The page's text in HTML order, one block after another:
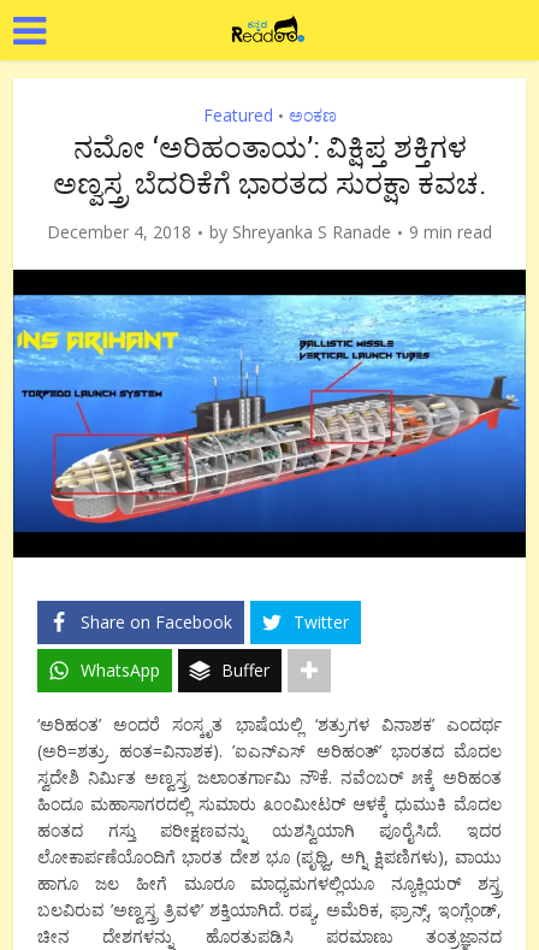
Featured • ಅಂಕಣ
ನಮೋ ‘ಅರಿಹಂತಾಯ’: ವಿಕ್ಷಿಪ್ತ ಶಕ್ತಿಗಳ
ಅಣ್ವಸ್ತ್ರ ಬೆದರಿಕೆಗೆ ಭಾರತದ ಸುರಕ್ಷಾ ಕವಚ.
December 4, 2018 by Shreyanka S Ranade 9 min read
Share on Facebook Twitter
WhatsApp Buffer
‘ಅರಿಹಂತ’ ಅಂದರೆ ಸಂಸ್ಕೃತ ಭಾಷೆಯಲ್ಲಿ ‘ಶತ್ರುಗಳ ವಿನಾಶಕ’ ಎಂದರ್ಥ
(ಅರಿ=ಶತ್ರು. ಹಂತ=ವಿನಾಶಕ). ’ಐಎನ್‌ಎಸ್ ಅರಿಹಂತ್’ ಭಾರತದ ಮೊದಲ
ಸ್ವದೇಶಿ ನಿರ್ಮಿತ ಅಣ್ವಸ್ತ್ರ ಜಲಾಂತರ್ಗಾಮಿ ನೌಕೆ. ನವೆಂಬರ್ ೫ಕ್ಕೆ ಅರಿಹಂತ
ಹಿಂದೂ ಮಹಾಸಾಗರದಲ್ಲಿ ಸುಮಾರು ೩೦೦ಮೀಟರ್ ಆಳಕ್ಕೆ ಧುಮುಕಿ ಮೊದಲ
ಹಂತದ ಗಸ್ತು ಪರೀಕ್ಷಣವನ್ನು ಯಶಸ್ವಿಯಾಗಿ ಪೂರೈಸಿದೆ. ಇದರ
ಲೋಕಾರ್ಪಣೆಯೊಂದಿಗೆ ಭಾರತ ದೇಶ ಭೂ (ಪೃಥ್ವಿ, ಅಗ್ನಿ ಕ್ಷಿಪಣಿಗಳು), ವಾಯು
ಹಾಗೂ ಜಲ ಹೀಗೆ ಮೂರೂ ಮಾಧ್ಯಮಗಳಲ್ಲಿಯೂ ನ್ಯೂಕ್ಲಿಯರ್ ಶಸ್ತ್ರ
ಬಲವಿರುವ ’ಅಣ್ವಸ್ತ್ರ ತ್ರಿವಳಿ’ ಶಕ್ತಿಯಾಗಿದೆ. ರಷ್ಯ, ಅಮೆರಿಕ, ಫ್ರಾನ್ಸ್, ಇಂಗ್ಲೆಂಡ್,
ಚೀನ ದೇಶಗಳನ್ನು ಹೊರತುಪಡಿಸಿ ಪರಮಾಣು ತಂತ್ರಜ್ಞಾನದ